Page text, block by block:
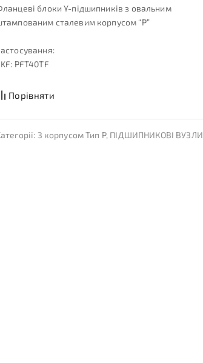
блоки Y-підшипників з овальним
сталевим корпусом “P”
PFT40TF
Порівняти
З корпусом Тип P, ПІДШИПНИКОВІ ВУЗЛИ